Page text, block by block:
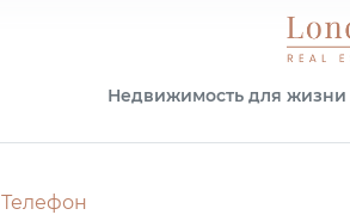
Недвижимость для
Телефон